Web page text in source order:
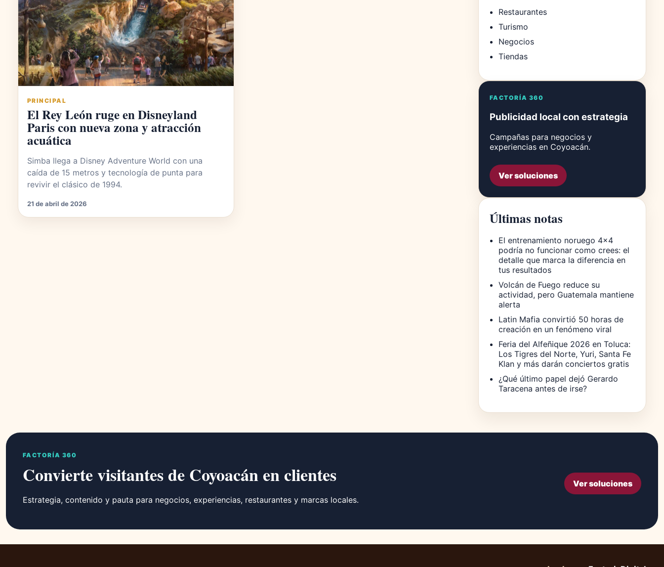
PRINCIPAL
El Rey León ruge en Disneyland
Paris con nueva zona y atracción
acuática
Simba llega a Disney Adventure World con una
caída de 15 metros y tecnología de punta para
revivir el clásico de 1994.
21 de abril de 2026
Restaurantes
Turismo
Negocios
Tiendas
FACTORÍA 360
Publicidad local con estrategia
Campañas para negocios y
experiencias en Coyoacán.
Ver soluciones
Últimas notas
El entrenamiento noruego 4×4
podría no funcionar como crees: el
detalle que marca la diferencia en
tus resultados
Volcán de Fuego reduce su
actividad, pero Guatemala mantiene
alerta
Latin Mafia convirtió 50 horas de
creación en un fenómeno viral
Feria del Alfeñique 2026 en Toluca:
Los Tigres del Norte, Yuri, Santa Fe
Klan y más darán conciertos gratis
¿Qué último papel dejó Gerardo
Taracena antes de irse?
FACTORÍA 360
Convierte visitantes de Coyoacán en clientes
Estrategia, contenido y pauta para negocios, experiencias, restaurantes y marcas locales.
Ver soluciones